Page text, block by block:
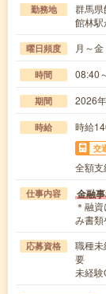
勤務地
群馬
館林
曜日頻度 月～
時間 08:40
期間 2026
時給 時給
交
全額支
仕事内容 金融
＊融
み書
応募資格
職種未
要
未経験